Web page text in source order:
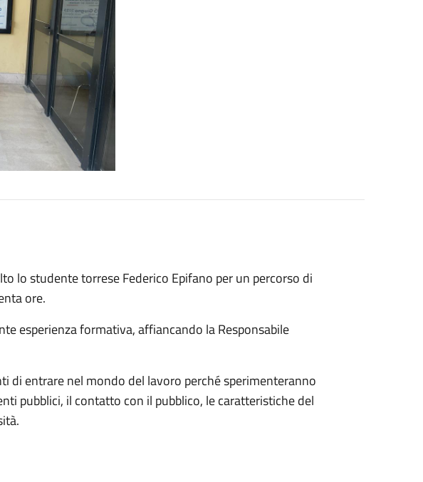
lo studente torrese Federico Epifano per un percorso di
ore.
esperienza formativa, affiancando la Responsabile
di entrare nel mondo del lavoro perché sperimenteranno
pubblici, il contatto con il pubblico, le caratteristiche del